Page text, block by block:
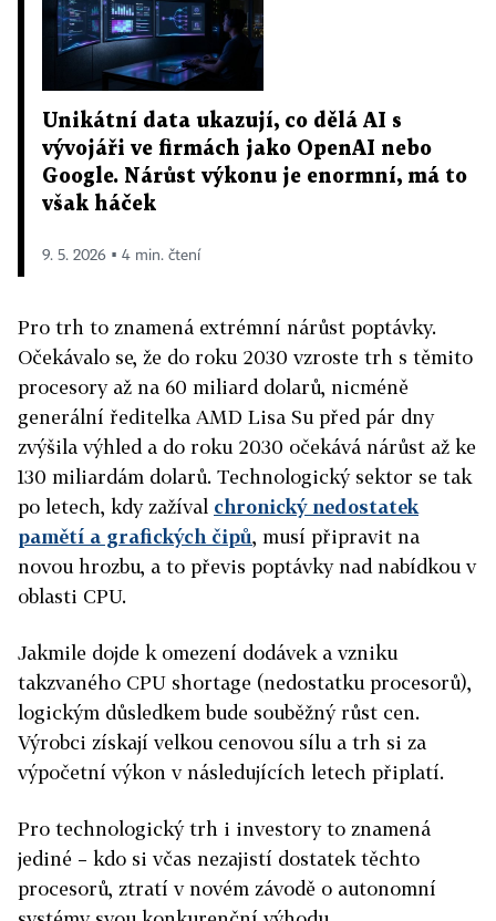
Unikátní data ukazují, co dělá AI s
vývojáři ve firmách jako OpenAI nebo
Google. Nárůst výkonu je enormní, má to
však háček
9. 5. 2026 ▪ 4 min. čtení
Pro trh to znamená extrémní nárůst poptávky.
Očekávalo se, že do roku 2030 vzroste trh s těmito
procesory až na 60 miliard dolarů, nicméně
generální ředitelka AMD Lisa Su před pár dny
zvýšila výhled a do roku 2030 očekává nárůst až ke
130 miliardám dolarů. Technologický sektor se tak
po letech, kdy zažíval chronický nedostatek
pamětí a grafických čipů, musí připravit na
novou hrozbu, a to převis poptávky nad nabídkou v
oblasti CPU.
Jakmile dojde k omezení dodávek a vzniku
takzvaného CPU shortage (nedostatku procesorů),
logickým důsledkem bude souběžný růst cen.
Výrobci získají velkou cenovou sílu a trh si za
výpočetní výkon v následujících letech připlatí.
Pro technologický trh i investory to znamená
jediné – kdo si včas nezajistí dostatek těchto
procesorů, ztratí v novém závodě o autonomní